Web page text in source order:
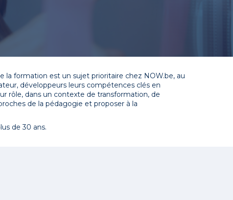
formation est un sujet prioritaire chez NOW.be, au
développeurs leurs compétences clés en
rôle, dans un contexte de transformation, de
de la pédagogie et proposer à la
de 30 ans.